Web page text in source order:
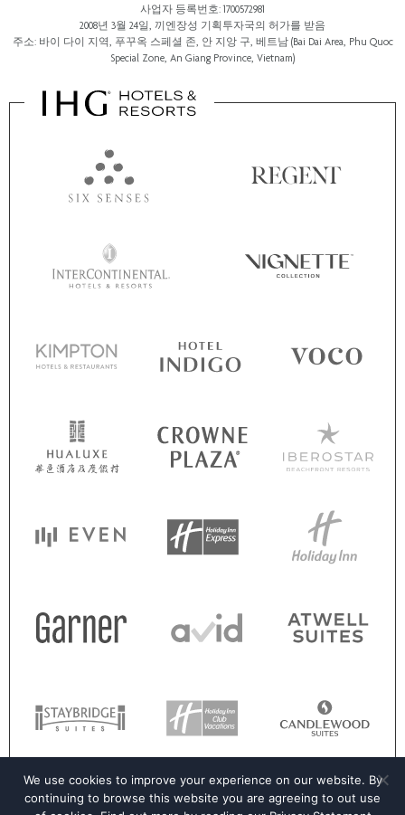
사업자 등록번호: 1700572981
2008년 3월 24일, 끼엔장성 기획투자국의 허가를 받음
주소: 바이 다이 지역, 푸꾸옥 스페셜 존, 안 지앙 구, 베트남 (Bai Dai Area, Phu Quoc
Special Zone, An Giang Province, Vietnam)
We use cookies to improve your experience on our website. By
continuing to browse this website you are agreeing to out use